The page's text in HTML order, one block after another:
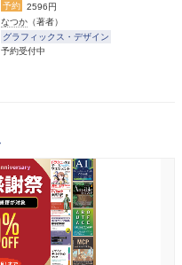
予約
2596円
なつか （著者）
グラフィックス・デザイン
予約受付中